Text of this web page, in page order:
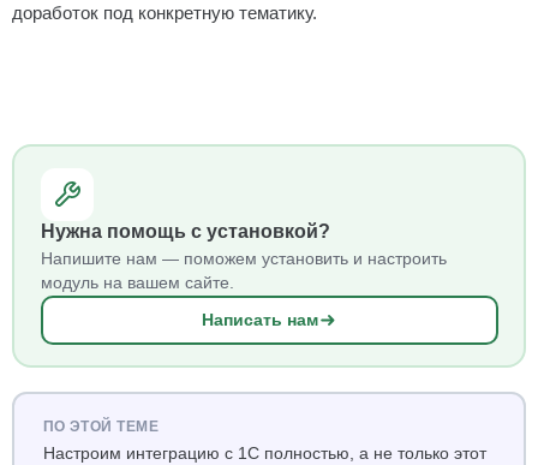
доработок под конкретную тематику.
Нужна помощь с установкой?
Напишите нам — поможем установить и настроить
модуль на вашем сайте.
Написать нам
ПО ЭТОЙ ТЕМЕ
Настроим интеграцию с 1С полностью, а не только этот